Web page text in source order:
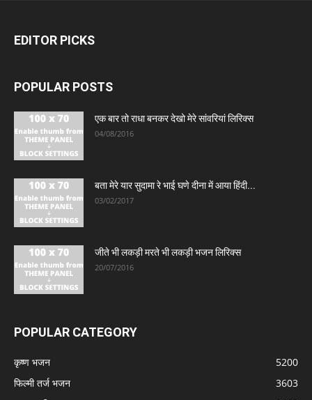
EDITOR PICKS
POPULAR POSTS
एक बार तो राधा बनकर देखो मेरे सांवरियां लिरिक्स
04/08/2016
बता मेरे यार सुदामा रे भाई घणे दीना में आया हिंदी...
03/02/2017
जीते भी लकड़ी मरते भी लकड़ी भजन लिरिक्स
20/07/2016
POPULAR CATEGORY
कृष्ण भजन
5200
फिल्मी तर्ज भजन
3603